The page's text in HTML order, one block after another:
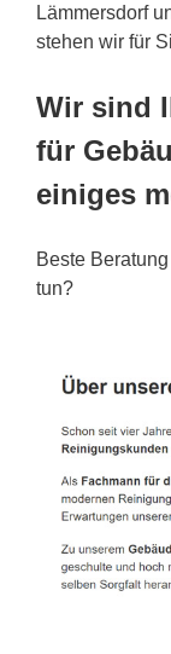
Lämmersdorf
stehen wir für
Wir sind
für
einiges
Beste
tun?